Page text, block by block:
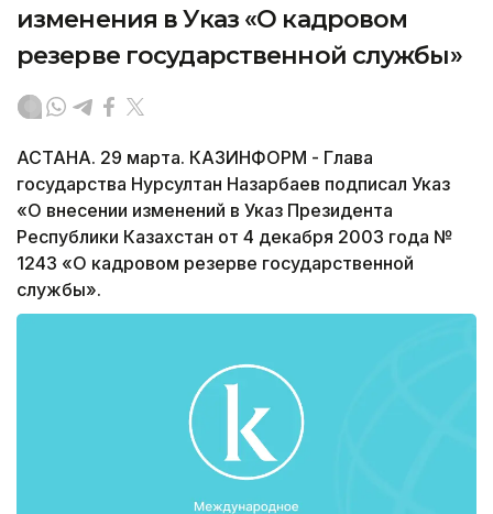
изменения в Указ «О кадровом
резерве государственной службы»
АСТАНА. 29 марта. КАЗИНФОРМ - Глава
государства Нурсултан Назарбаев подписал Указ
«О внесении изменений в Указ Президента
Республики Казахстан от 4 декабря 2003 года №
1243 «О кадровом резерве государственной
службы».